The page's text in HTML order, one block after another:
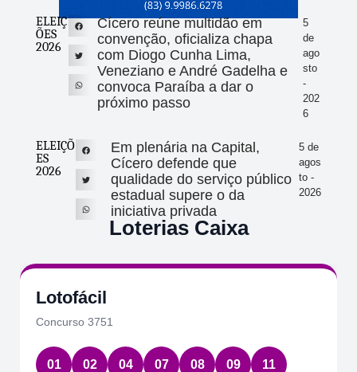
ELEIÇ
ÕES
2026
Cícero reúne multidão em
convenção, oficializa chapa
com Diogo Cunha Lima,
Veneziano e André Gadelha e
convoca Paraíba a dar o
próximo passo
5
de
ago
sto
-
202
6
ELEIÇÕ
ES
2026
Em plenária na Capital,
Cícero defende que
qualidade do serviço público
estadual supere o da
iniciativa privada
5 de
agos
to -
2026
Loterias Caixa
Lotofácil
Concurso 3751
01 02 04 07 08 09 11